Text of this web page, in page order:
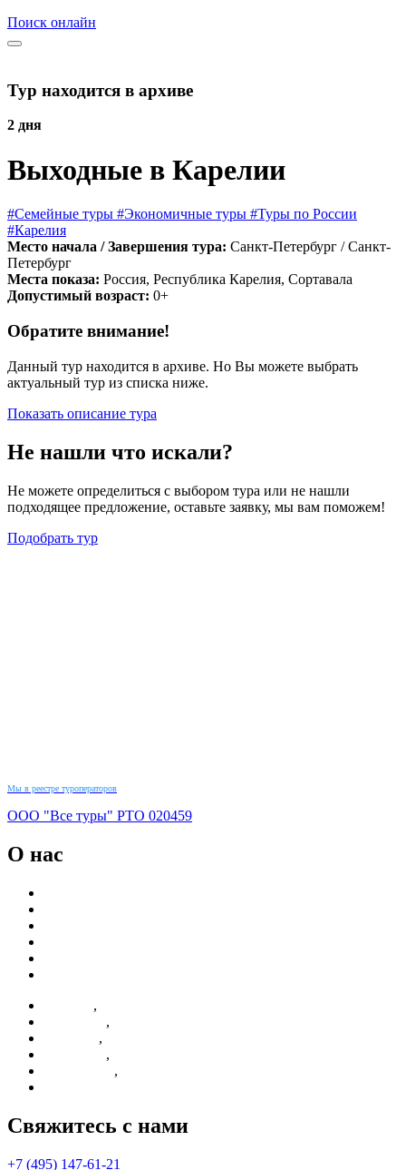
Поиск онлайн
Тур находится в архиве
2 дня
Выходные в Карелии
#Семейные туры #Экономичные туры #Туры по России
#Карелия
Место начала / Завершения тура: Санкт-Петербург / Санкт-
Петербург
Места показа: Россия, Республика Карелия, Сортавала
Допустимый возраст: 0+
Обратите внимание!
Данный тур находится в архиве. Но Вы можете выбрать
актуальный тур из списка ниже.
Показать описание тура
Не нашли что искали?
Не можете определиться с выбором тура или не нашли
подходящее предложение, оставьте заявку, мы вам поможем!
Подобрать тур
Мы в реестре туроператоров
ООО "Все туры" РТО 020459
О нас
,
,
,
,
,
Свяжитесь с нами
+7 (495) 147-61-21